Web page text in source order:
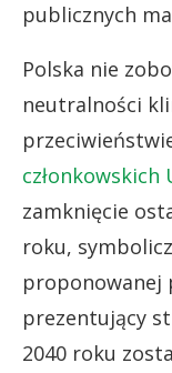
publicznych
Polska nie
neutralności
członkowskich
zamknięcie
roku,
proponowanej
prezentujący
2040 roku